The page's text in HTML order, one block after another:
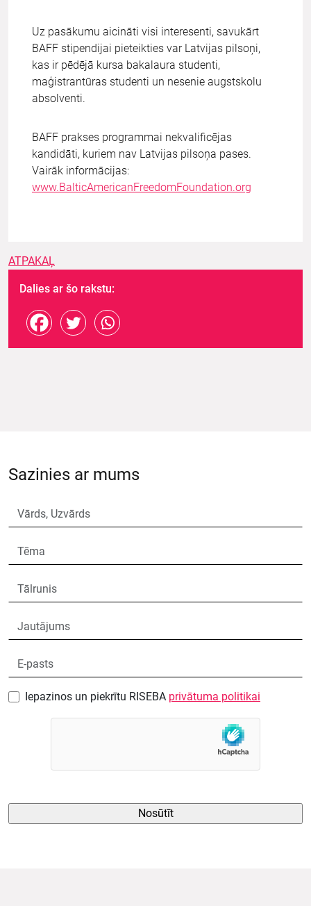
Uz pasākumu aicināti visi interesenti, savukārt
BAFF stipendijai pieteikties var Latvijas pilsoņi,
kas ir pēdējā kursa bakalaura studenti,
maģistrantūras studenti un nesenie augstskolu
absolventi.
BAFF prakses programmai nekvalificējas
kandidāti, kuriem nav Latvijas pilsoņa pases.
Vairāk informācijas:
www.BalticAmericanFreedomFoundation.org
ATPAKAĻ
Dalies ar šo rakstu:
Sazinies ar mums
Iepazinos un piekrītu RISEBA privātuma politikai